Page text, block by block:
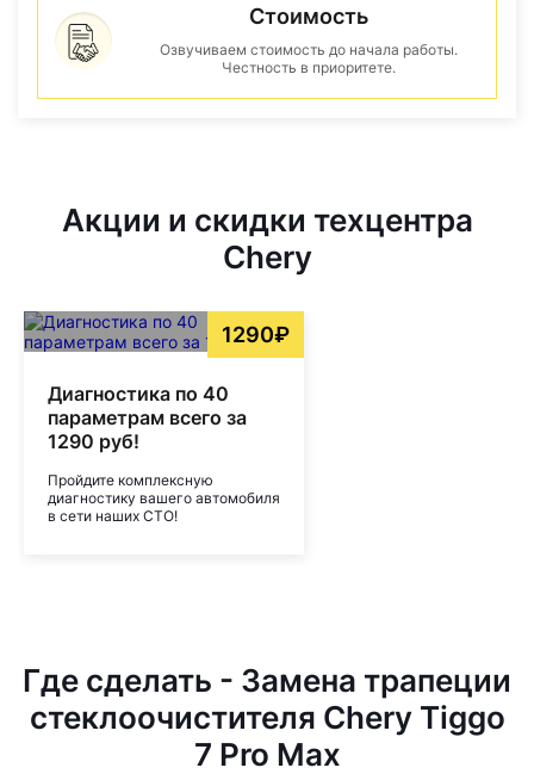
Стоимость
Озвучиваем стоимость до начала работы.
Честность в приоритете.
Акции и скидки техцентра
Chery
1290₽
Диагностика по 40
параметрам всего за
1290 руб!
Пройдите комплексную
диагностику вашего автомобиля
в сети наших СТО!
Где сделать - Замена трапеции
стеклоочистителя Chery Tiggo
7 Pro Max